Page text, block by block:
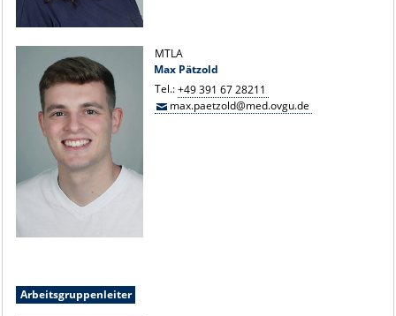
MTLA
Max Pätzold
Tel.:+49 391 67 28211
max.paetzold@med.ovgu.de
Arbeitsgruppenleiter